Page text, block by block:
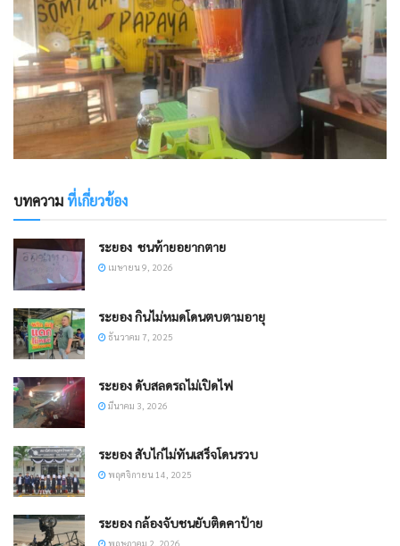
บทความที่เกี่ยวข้อง
ระยอง ​ ชนท้ายอยากตาย
เมษายน 9, 2026
ระยอง กินไม่หมดโดนตบตามอายุ
ธันวาคม 7, 2025
ระยอง ดับสลดรถไม่เปิดไฟ
มีนาคม 3, 2026
ระยอง สับไก่ไม่ทันเสร็จโดนรวบ
พฤศจิกายน 14, 2025
ระยอง กล้องจับชนยับติดคาป้าย
พฤษภาคม 2, 2026